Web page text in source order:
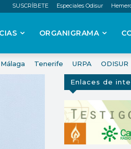
SUSCRÍBETE Especiales Odisur
ORGANIGRAMA
Málaga Tenerife URPA ODISUR
Enlaces de